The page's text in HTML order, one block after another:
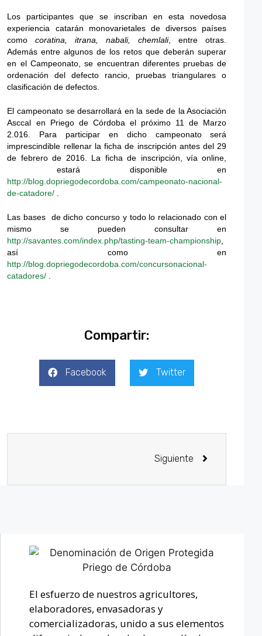
Los participantes que se inscriban en esta novedosa
experiencia catarán monovarietales de diversos países
comocoratina, itrana, nabali, chemlali, entre otras.
Además entre algunos de los retos que deberán superar
en el Campeonato, se encuentran diferentes pruebas de
ordenación del defecto rancio, pruebas triangulares o
clasificación de defectos.
El campeonato se desarrollará en la sede de la Asociación
Asccal en Priego de Córdoba el próximo 11 de Marzo
2.016. Para participar en dicho campeonato será
imprescindible rellenar la ficha de inscripción antes del 29
de febrero de 2016. La ficha de inscripción, vía online,
estará disponible en
http://blog.dopriegodecordoba.com/campeonato-nacional-
de-catadore/
Las bases de dicho concurso y todo lo relacionado con el
mismo se pueden consultar en
http://savantes.com/index.php/tasting-team-championship
así como en
http://blog.dopriegodecordoba.com/concursonacional-
catadores/
Compartir:
Facebook Twitter
Siguiente
El esfuerzo de nuestros agricultores,
elaboradores, envasadoras y
comercializadoras, unido a sus elementos